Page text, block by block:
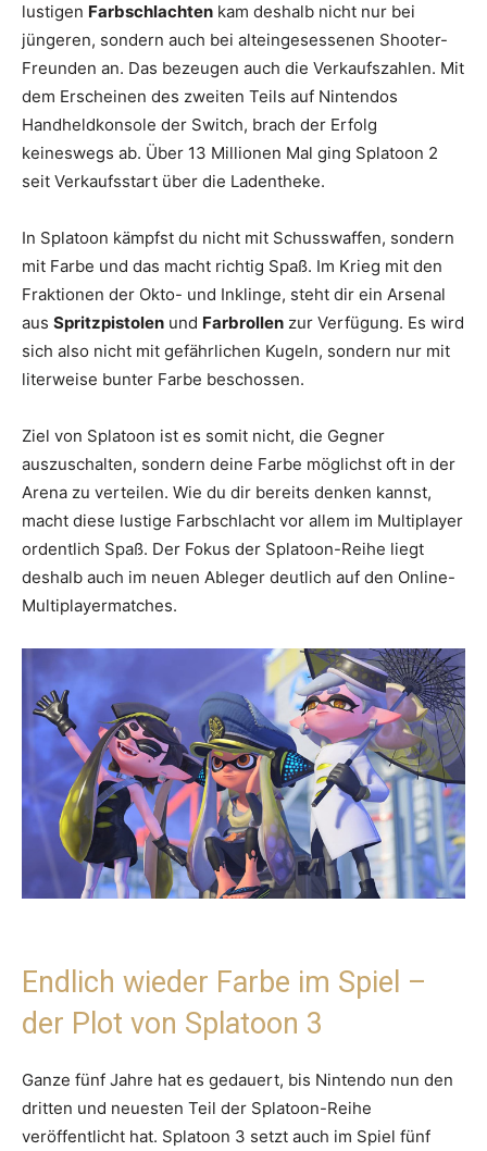
lustigen Farbschlachten kam deshalb nicht nur bei
jüngeren, sondern auch bei alteingesessenen Shooter-
Freunden an. Das bezeugen auch die Verkaufszahlen. Mit
dem Erscheinen des zweiten Teils auf Nintendos
Handheldkonsole der Switch, brach der Erfolg
keineswegs ab. Über 13 Millionen Mal ging Splatoon 2
seit Verkaufsstart über die Ladentheke.
In Splatoon kämpfst du nicht mit Schusswaffen, sondern
mit Farbe und das macht richtig Spaß. Im Krieg mit den
Fraktionen der Okto- und Inklinge, steht dir ein Arsenal
aus Spritzpistolen und Farbrollen zur Verfügung. Es wird
sich also nicht mit gefährlichen Kugeln, sondern nur mit
literweise bunter Farbe beschossen.
Ziel von Splatoon ist es somit nicht, die Gegner
auszuschalten, sondern deine Farbe möglichst oft in der
Arena zu verteilen. Wie du dir bereits denken kannst,
macht diese lustige Farbschlacht vor allem im Multiplayer
ordentlich Spaß. Der Fokus der Splatoon-Reihe liegt
deshalb auch im neuen Ableger deutlich auf den Online-
Multiplayermatches.
Endlich wieder Farbe im Spiel –
der Plot von Splatoon 3
Ganze fünf Jahre hat es gedauert, bis Nintendo nun den
dritten und neuesten Teil der Splatoon-Reihe
veröffentlicht hat. Splatoon 3 setzt auch im Spiel fünf